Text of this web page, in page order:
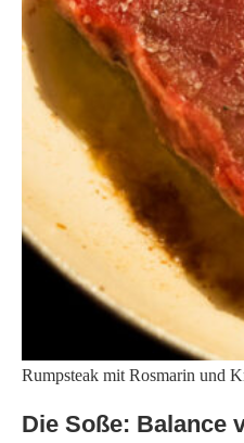
Rumpsteak mit Rosmarin und
Die Soße: Balance